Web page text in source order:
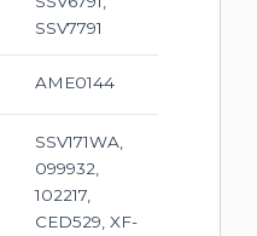
SSV7791
AME0144
SSV171WA,
099932,
102217,
CED529, XF-